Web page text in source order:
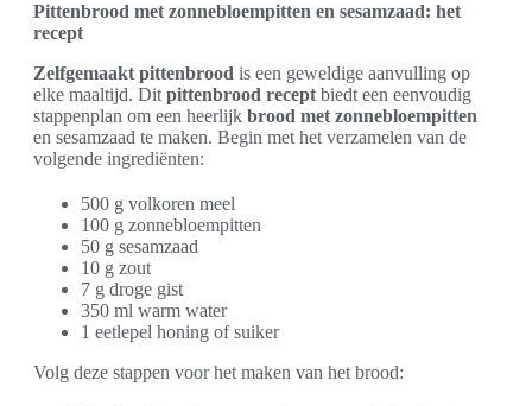
Pittenbrood met zonnebloempitten en sesamzaad: het
recept
Zelfgemaakt pittenbrood is een geweldige aanvulling op
elke maaltijd. Dit pittenbrood recept biedt een eenvoudig
stappenplan om een heerlijk brood met zonnebloempitten
en sesamzaad te maken. Begin met het verzamelen van de
volgende ingrediënten:
500 g volkoren meel
100 g zonnebloempitten
50 g sesamzaad
10 g zout
7 g droge gist
350 ml warm water
1 eetlepel honing of suiker
Volg deze stappen voor het maken van het brood: